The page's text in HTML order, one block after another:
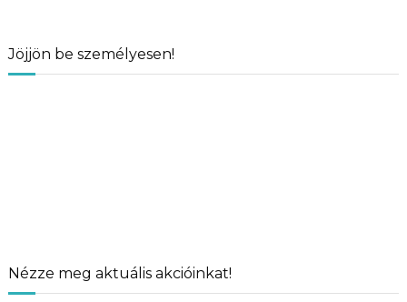
Jöjjön be személyesen!
Nézze meg aktuális akcióinkat!